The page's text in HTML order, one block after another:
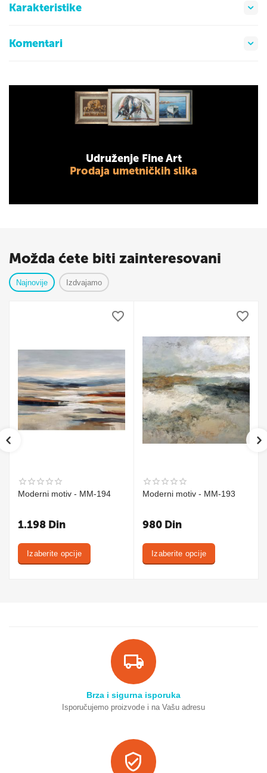
Karakteristike
Komentari
Udruženje Fine Art
Prodaja umetničkih slika
Možda ćete biti zainteresovani
Najnovije Izdvajamo
Moderni motiv - MM-194
1.198 Din
Izaberite opcije
Moderni motiv - MM-193
980 Din
Izaberite opcije
Brza i sigurna isporuka
Isporučujemo proizvode i na Vašu adresu